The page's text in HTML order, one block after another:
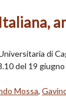
di
del 19
Mossa,